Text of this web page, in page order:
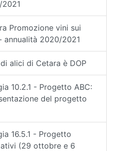
Promozione vini sui
annualità 2020/2021
alici di Cetara è DOP
10.2.1 - Progetto ABC:
del progetto
16.5.1 - Progetto
(29 ottobre e 6